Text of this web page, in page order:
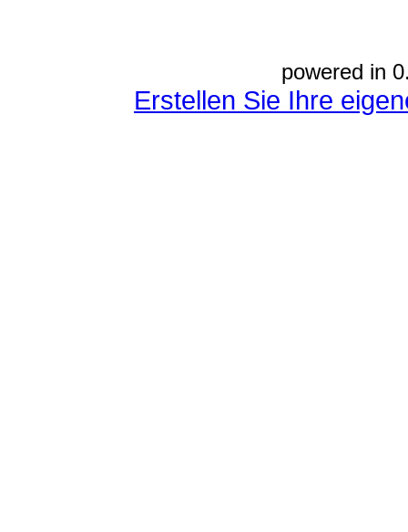
powered in
Erstellen Sie Ihre